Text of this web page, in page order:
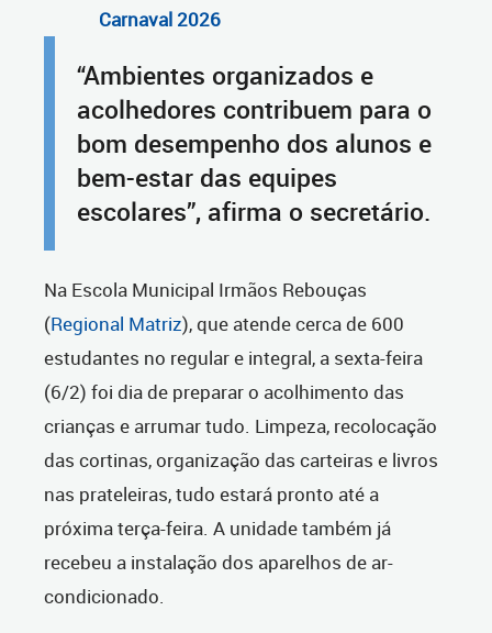
Carnaval 2026
“Ambientes organizados e
acolhedores contribuem para o
bom desempenho dos alunos e
bem-estar das equipes
escolares”, afirma o secretário.
Na Escola Municipal Irmãos Rebouças
(Regional Matriz), que atende cerca de 600
estudantes no regular e integral, a sexta-feira
(6/2) foi dia de preparar o acolhimento das
crianças e arrumar tudo. Limpeza, recolocação
das cortinas, organização das carteiras e livros
nas prateleiras, tudo estará pronto até a
próxima terça-feira. A unidade também já
recebeu a instalação dos aparelhos de ar-
condicionado.